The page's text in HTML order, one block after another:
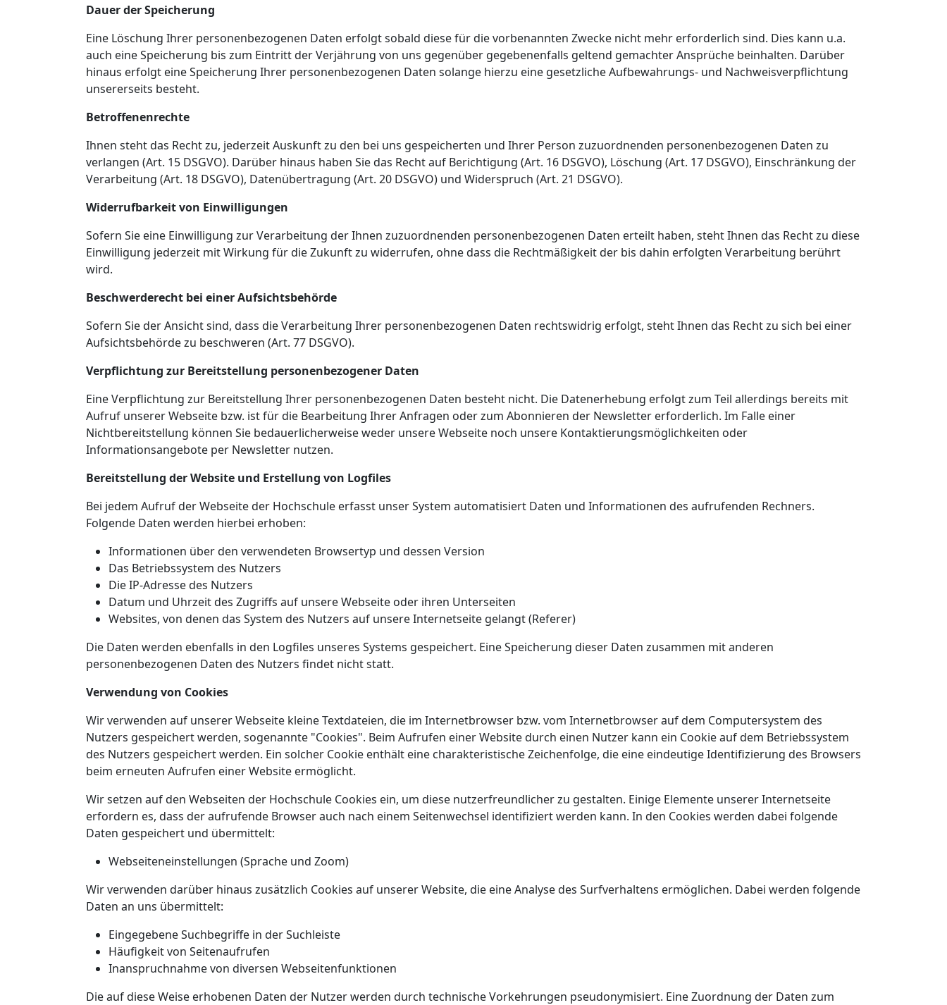
Dauer der Speicherung
Eine Löschung Ihrer personenbezogenen Daten erfolgt sobald diese für die vorbenannten Zwecke nicht mehr erforderlich sind. Dies kann u.a.
auch eine Speicherung bis zum Eintritt der Verjährung von uns gegenüber gegebenenfalls geltend gemachter Ansprüche beinhalten. Darüber
hinaus erfolgt eine Speicherung Ihrer personenbezogenen Daten solange hierzu eine gesetzliche Aufbewahrungs- und Nachweisverpflichtung
unsererseits besteht.
Betroffenenrechte
Ihnen steht das Recht zu, jederzeit Auskunft zu den bei uns gespeicherten und Ihrer Person zuzuordnenden personenbezogenen Daten zu
verlangen (Art. 15 DSGVO). Darüber hinaus haben Sie das Recht auf Berichtigung (Art. 16 DSGVO), Löschung (Art. 17 DSGVO), Einschränkung der
Verarbeitung (Art. 18 DSGVO), Datenübertragung (Art. 20 DSGVO) und Widerspruch (Art. 21 DSGVO).
Widerrufbarkeit von Einwilligungen
Sofern Sie eine Einwilligung zur Verarbeitung der Ihnen zuzuordnenden personenbezogenen Daten erteilt haben, steht Ihnen das Recht zu diese
Einwilligung jederzeit mit Wirkung für die Zukunft zu widerrufen, ohne dass die Rechtmäßigkeit der bis dahin erfolgten Verarbeitung berührt
wird.
Beschwerderecht bei einer Aufsichtsbehörde
Sofern Sie der Ansicht sind, dass die Verarbeitung Ihrer personenbezogenen Daten rechtswidrig erfolgt, steht Ihnen das Recht zu sich bei einer
Aufsichtsbehörde zu beschweren (Art. 77 DSGVO).
Verpflichtung zur Bereitstellung personenbezogener Daten
Eine Verpflichtung zur Bereitstellung Ihrer personenbezogenen Daten besteht nicht. Die Datenerhebung erfolgt zum Teil allerdings bereits mit
Aufruf unserer Webseite bzw. ist für die Bearbeitung Ihrer Anfragen oder zum Abonnieren der Newsletter erforderlich. Im Falle einer
Nichtbereitstellung können Sie bedauerlicherweise weder unsere Webseite noch unsere Kontaktierungsmöglichkeiten oder
Informationsangebote per Newsletter nutzen.
Bereitstellung der Website und Erstellung von Logfiles
Bei jedem Aufruf der Webseite der Hochschule erfasst unser System automatisiert Daten und Informationen des aufrufenden Rechners.
Folgende Daten werden hierbei erhoben:
Informationen über den verwendeten Browsertyp und dessen Version
Das Betriebssystem des Nutzers
Die IP-Adresse des Nutzers
Datum und Uhrzeit des Zugriffs auf unsere Webseite oder ihren Unterseiten
Websites, von denen das System des Nutzers auf unsere Internetseite gelangt (Referer)
Die Daten werden ebenfalls in den Logfiles unseres Systems gespeichert. Eine Speicherung dieser Daten zusammen mit anderen
personenbezogenen Daten des Nutzers findet nicht statt.
Verwendung von Cookies
Wir verwenden auf unserer Webseite kleine Textdateien, die im Internetbrowser bzw. vom Internetbrowser auf dem Computersystem des
Nutzers gespeichert werden, sogenannte "Cookies". Beim Aufrufen einer Website durch einen Nutzer kann ein Cookie auf dem Betriebssystem
des Nutzers gespeichert werden. Ein solcher Cookie enthält eine charakteristische Zeichenfolge, die eine eindeutige Identifizierung des Browsers
beim erneuten Aufrufen einer Website ermöglicht.
Wir setzen auf den Webseiten der Hochschule Cookies ein, um diese nutzerfreundlicher zu gestalten. Einige Elemente unserer Internetseite
erfordern es, dass der aufrufende Browser auch nach einem Seitenwechsel identifiziert werden kann. In den Cookies werden dabei folgende
Daten gespeichert und übermittelt:
Webseiteneinstellungen (Sprache und Zoom)
Wir verwenden darüber hinaus zusätzlich Cookies auf unserer Website, die eine Analyse des Surfverhaltens ermöglichen. Dabei werden folgende
Daten an uns übermittelt:
Eingegebene Suchbegriffe in der Suchleiste
Häufigkeit von Seitenaufrufen
Inanspruchnahme von diversen Webseitenfunktionen
Die auf diese Weise erhobenen Daten der Nutzer werden durch technische Vorkehrungen pseudonymisiert. Eine Zuordnung der Daten zum